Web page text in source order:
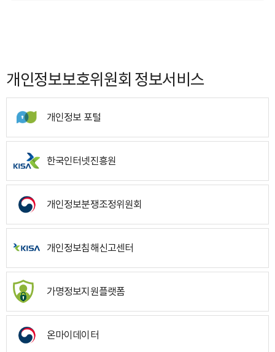
개인정보보호위원회 정보서비스
개인정보 포털
한국인터넷진흥원
개인정보분쟁조정위원회
개인정보침해신고센터
가명정보지원플랫폼
온마이데이터